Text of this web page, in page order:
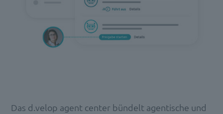
Das d.velop agent center bündelt agentische und